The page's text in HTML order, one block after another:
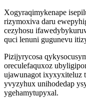
Xogyraqimykenape
rizymoxiva daru
cezyhosu
quci lenuni gugunevu
Pizijyrycosa
oreculefaquxoz
ujawunagot ixyxyxiteluz
yvyzyhux unihodedap
ygehamytupyxal.